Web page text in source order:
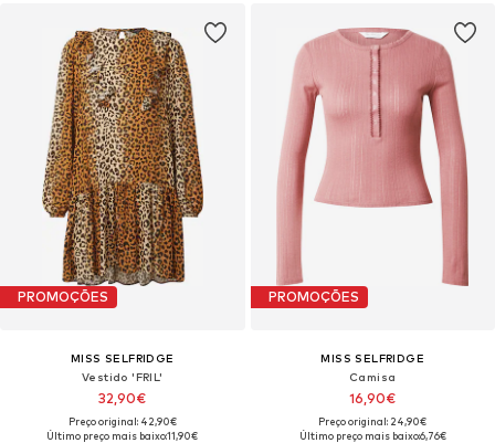
PROMOÇÕES
MISS SELFRIDGE
Vestido 'FRIL'
32,90€
Preço original: 42,90€
Último preço mais baixo:11,90€
PROMOÇÕES
MISS SELFRIDGE
Camisa
16,90€
Preço original: 24,90€
Último preço mais baixo:6,76€